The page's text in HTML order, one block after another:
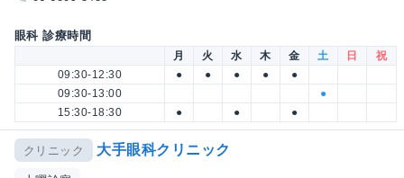
眼科 診療時間
月 火 水 木 金 土 日
祝
09:30-12:30
● ● ● ●
●
09:30-13:00
●
15:30-18:30
● ● ●
クリニック 大手眼科クリニック